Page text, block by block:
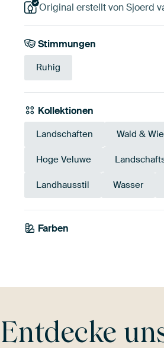
Original erstellt von Sjoerd
Stimmungen
Ruhig
Kollektionen
Landschaften Wald &
Hoge Veluwe
Landhausstil Wasser
Farben
Olivgrün
Entdecke